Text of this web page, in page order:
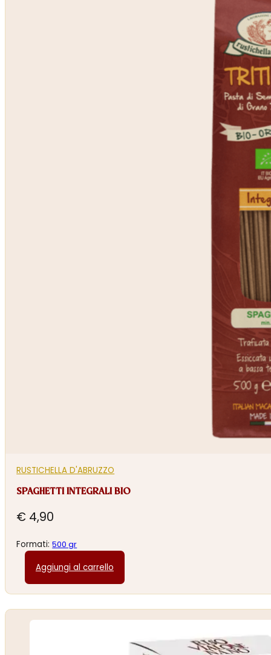
RUSTICHELLA D'ABRUZZO
SPAGHETTI INTEGRALI BIO
€ 4,90
Formati:500 gr
Aggiungi al carrello